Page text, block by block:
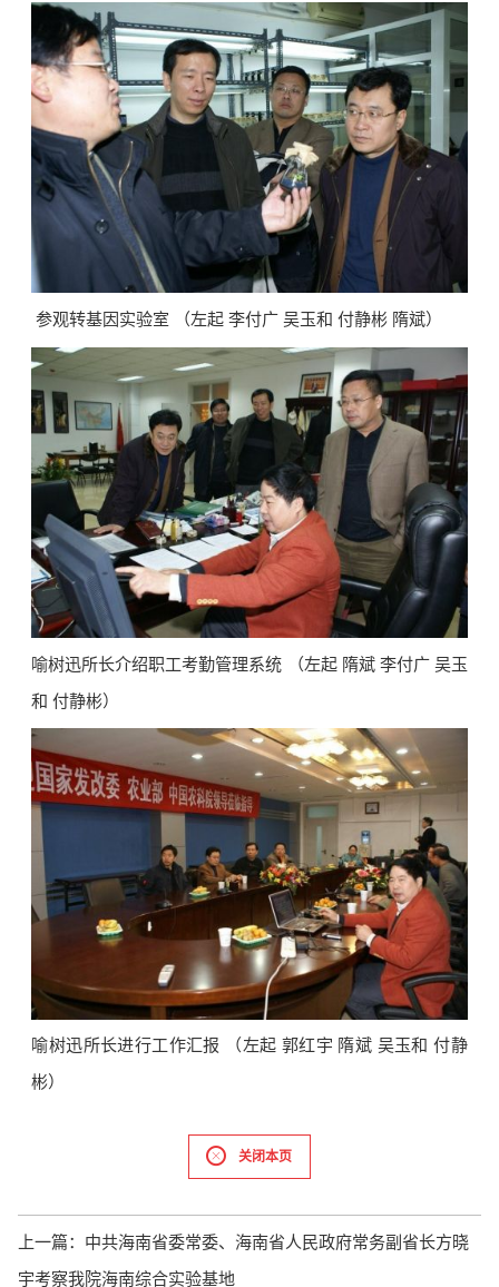
参观转基因实验室 （左起 李付广 吴玉和 付静彬 隋斌）
喻树迅所长介绍职工考勤管理系统 （左起 隋斌 李付广 吴玉
和 付静彬）
喻树迅所长进行工作汇报 （左起 郭红宇 隋斌 吴玉和 付静
彬）
关闭本页
上一篇： 中共海南省委常委、海南省人民政府常务副省长方晓
宇考察我院海南综合实验基地